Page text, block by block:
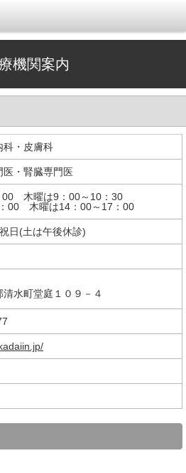
機関案内
科・皮膚科
医・腎臓専門医
00 木曜は9：00～10：30
00 木曜は14：00～17：00
日(土は午後休診)
清水町堂庭１０９－４